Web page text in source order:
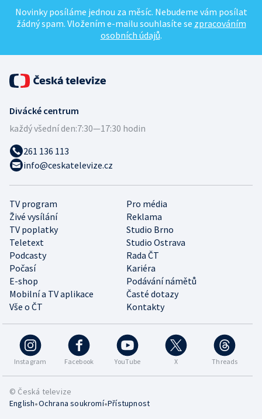
Novinky posíláme jednou za měsíc. Nebudeme vám posílat
žádný spam. Vložením e-mailu souhlasíte se zpracováním
osobních údajů.